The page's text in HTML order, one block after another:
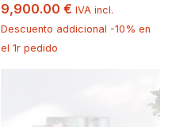
9,900.00 € IVA incl.
Descuento addicional -10% en
el 1r pedido